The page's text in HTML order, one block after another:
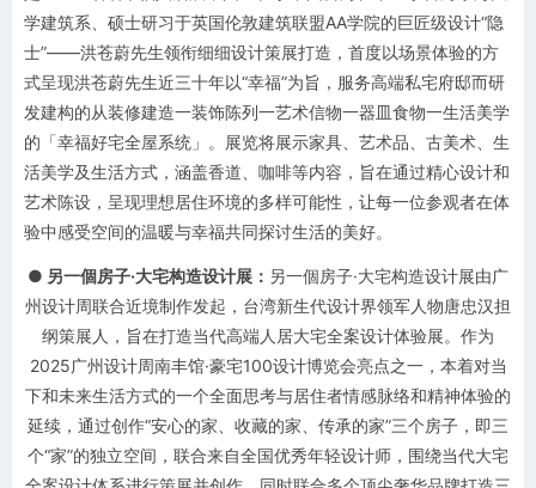
学建筑系、硕士研习于英国伦敦建筑联盟AA学院的巨匠级设计“隐
士”——洪苍蔚先生领衔细细设计策展打造，首度以场景体验的方
式呈现洪苍蔚先生近三十年以“幸福”为旨，服务高端私宅府邸而研
发建构的从装修建造一装饰陈列一艺术信物一器皿食物一生活美学
的「幸福好宅全屋系统」。展览将展示家具、艺术品、古美术、生
活美学及生活方式，涵盖香道、咖啡等内容，旨在通过精心设计和
艺术陈设，呈现理想居住环境的多样可能性，让每一位参观者在体
验中感受空间的温暖与幸福共同探讨生活的美好。
● 另一個房子·大宅构造设计展： 另一個房子·大宅构造设计展由广
州设计周联合近境制作发起，台湾新生代设计界领军人物唐忠汉担
纲策展人，旨在打造当代高端人居大宅全案设计体验展。作为
2025广州设计周南丰馆·豪宅100设计博览会亮点之一，本着对当
下和未来生活方式的一个全面思考与居住者情感脉络和精神体验的
延续，通过创作“安心的家、收藏的家、传承的家”三个房子，即三
个“家”的独立空间，联合来自全国优秀年轻设计师，围绕当代大宅